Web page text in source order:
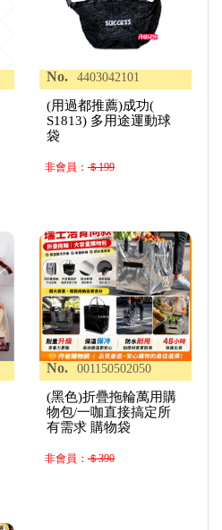
No. 4403042101
(用過都推薦)成功(
S1813) 多用途運動球
袋
非會員：＄199
No. 001150502050
(黑色)折疊拖輪萬用購
物包/一咖直接搞定所
有需求 購物袋
非會員：＄390